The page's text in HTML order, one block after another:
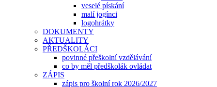
veselé pískání
malí jogínci
logohrátky
DOKUMENTY
AKTUALITY
PŘEDŠKOLÁCI
povinné přeškolní vzdělávání
co by měl předškolák ovládat
ZÁPIS
zápis pro školní rok 2026/2027